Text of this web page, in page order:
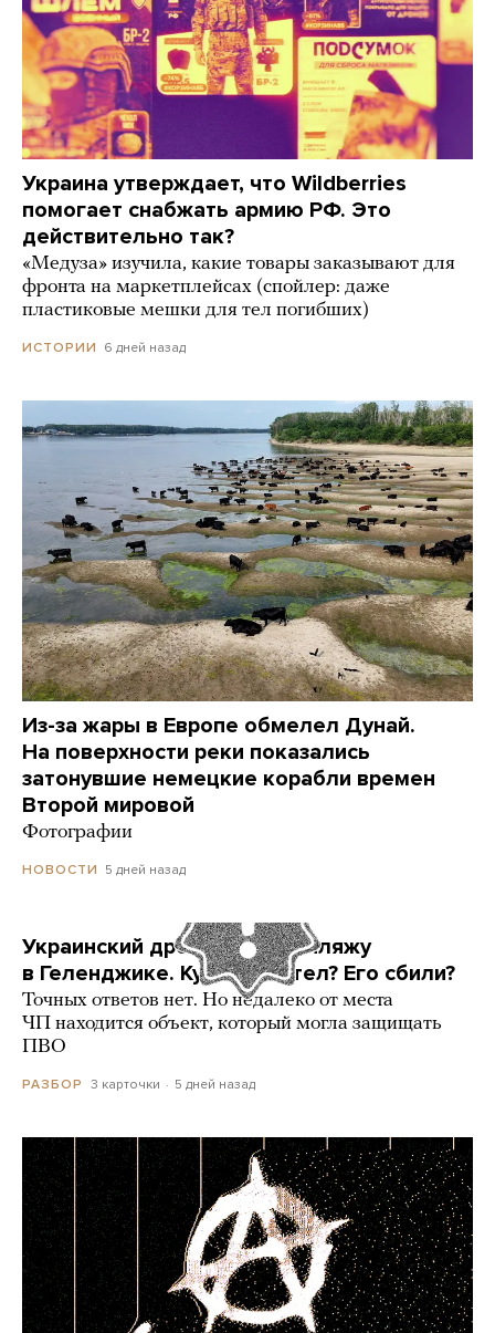
Украина утверждает, что Wildberries
помогает снабжать армию РФ. Это
действительно так?
«Медуза» изучила, какие товары заказывают для
фронта на маркетплейсах (спойлер: даже
пластиковые мешки для тел погибших)
ИСТОРИИ 6 дней назад
Из-за жары в Европе обмелел Дунай.
На поверхности реки показались
затонувшие немецкие корабли времен
Второй мировой
Фотографии
НОВОСТИ 5 дней назад
Украинский дрон попал по пляжу
в Геленджике. Куда он летел? Его сбили?
Точных ответов нет. Но недалеко от места
ЧП находится объект, который могла защищать
ПВО
РАЗБОР 3 карточки 5 дней назад